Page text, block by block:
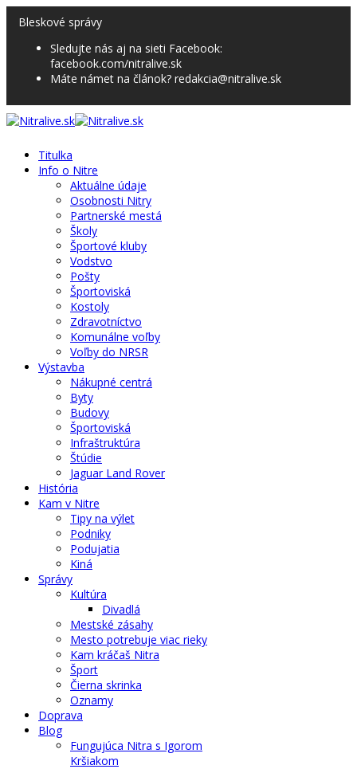
Bleskové správy
Sledujte nás aj na sieti Facebook:
facebook.com/nitralive.sk
Máte námet na článok? redakcia@nitralive.sk
Titulka
Info o Nitre
Aktuálne údaje
Osobnosti Nitry
Partnerské mestá
Školy
Športové kluby
Vodstvo
Pošty
Športoviská
Kostoly
Zdravotníctvo
Komunálne voľby
Voľby do NRSR
Výstavba
Nákupné centrá
Byty
Budovy
Športoviská
Infraštruktúra
Štúdie
Jaguar Land Rover
História
Kam v Nitre
Tipy na výlet
Podniky
Podujatia
Kiná
Správy
Kultúra
Divadlá
Mestské zásahy
Mesto potrebuje viac rieky
Kam kráčaš Nitra
Šport
Čierna skrinka
Oznamy
Doprava
Blog
Fungujúca Nitra s Igorom
Kršiakom